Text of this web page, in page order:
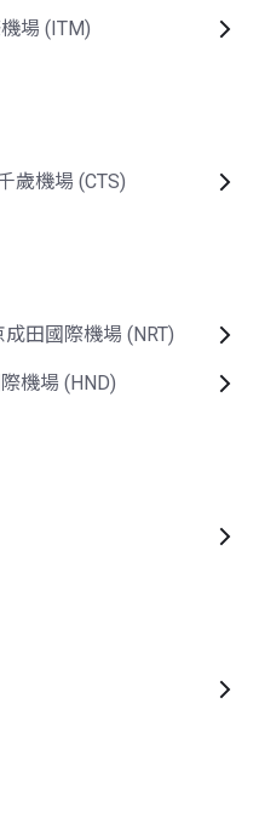
場 (ITM)
歲機場 (CTS)
田國際機場 (NRT)
機場 (HND)